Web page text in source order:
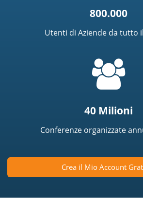
800.000
Utenti di Aziende da tutto
40 Milioni
Conferenze organizzate
Crea il Mio Account